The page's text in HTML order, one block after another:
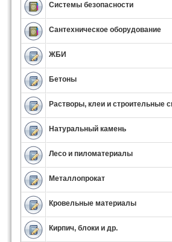
Системы безопасности
Сантехническое оборудование
ЖБИ
Бетоны
Растворы, клеи и строительные
Натуральный камень
Лесо и пиломатериалы
Металлопрокат
Кровельные материалы
Кирпич, блоки и др.